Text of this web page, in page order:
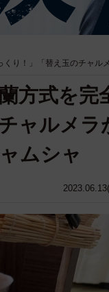
り！」「替え玉のチャル
方式を完
ャルメラ
ムシャ